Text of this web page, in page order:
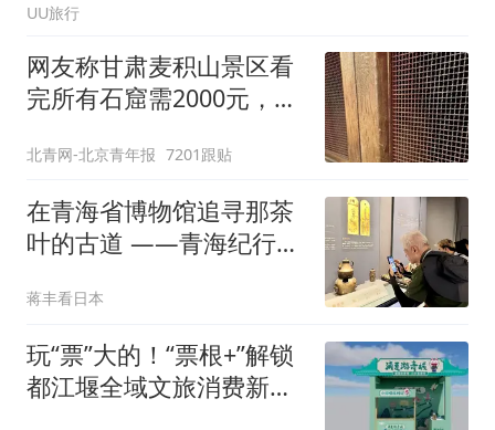
UU旅行
网友称甘肃麦积山景区看
完所有石窟需2000元，景
护，游客可按需买
北青网-北京青年报 7201跟贴
在青海省博物馆追寻那茶
叶的古道 ——青海纪行之
蒋丰看日本
玩“票”大的！“票根+”解锁
都江堰全域文旅消费新玩